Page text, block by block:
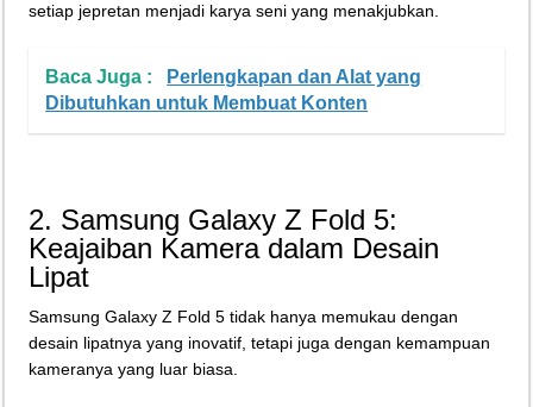
setiap jepretan menjadi karya seni yang menakjubkan.
Baca Juga :
Perlengkapan dan Alat yang
Dibutuhkan untuk Membuat Konten
2. Samsung Galaxy Z Fold 5:
Keajaiban Kamera dalam Desain
Lipat
Samsung Galaxy Z Fold 5 tidak hanya memukau dengan
desain lipatnya yang inovatif, tetapi juga dengan kemampuan
kameranya yang luar biasa.